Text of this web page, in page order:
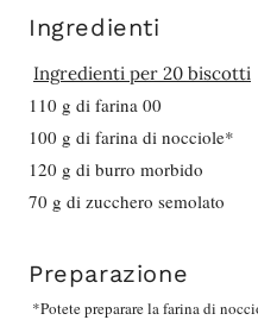
Ingredienti
Ingredienti per 20 biscotti
110 g di farina 00
100 g di farina di nocciole*
120 g di burro morbido
70 g di zucchero semolato
Preparazione
*Potete preparare la farina di